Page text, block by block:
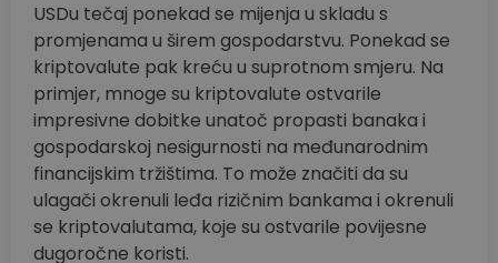
USDu tečaj ponekad se mijenja u skladu s
promjenama u širem gospodarstvu. Ponekad se
kriptovalute pak kreću u suprotnom smjeru. Na
primjer, mnoge su kriptovalute ostvarile
impresivne dobitke unatoč propasti banaka i
gospodarskoj nesigurnosti na međunarodnim
financijskim tržištima. To može značiti da su
ulagači okrenuli leđa rizičnim bankama i okrenuli
se kriptovalutama, koje su ostvarile povijesne
dugoročne koristi.